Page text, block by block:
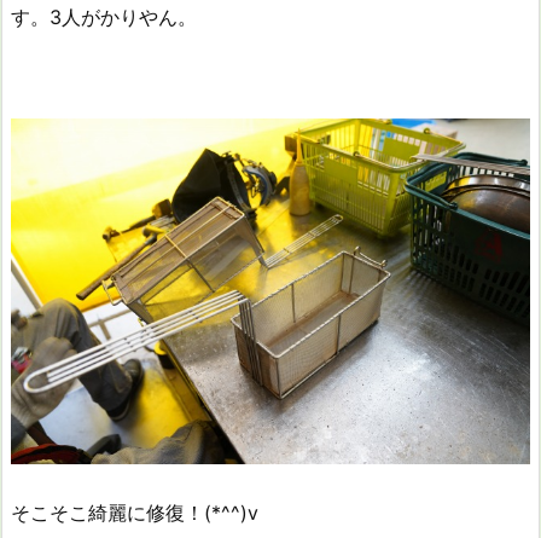
す。3人がかりやん。
そこそこ綺麗に修復！(*^^)v